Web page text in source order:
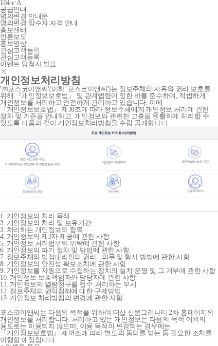
104㎡A
공급안내
명의변경 안내문
명의변경 양수자 자격 안내
홍보센터
언론보도
홍보영상
관심고객등록
관심고객등록
이벤트 당첨자 발표
개인정보처리방침
'㈜포스코이앤씨'(이하 '포스코이앤씨')는 정보주체의 자유와 권리 보호를
위해 『개인정보보호법』 및 관계법령이 정한 바를 준수하여, 적법하게
개인정보를 처리하고 안전하게 관리하고 있습니다. 이에
『개인정보보호법』 제30조에 따라 정보주체에게 개인정보 처리에 관한
절차 및 기준을 안내하고, 개인정보와 관련한 고충을 원활하게 처리할 수
있도록 다음과 같이 개인정보처리방침을 수립∙공개합니다.
1. 개인정보의 처리 목적
2. 개인정보의 처리 및 보유기간
3. 처리하는 개인정보의 항목
4. 개인정보의 제3자 제공에 관한 사항
5. 개인정보 처리업무의 위탁에 관한 사항
6. 개인정보의 파기 절차 및 방법에 관한 사항
7. 정보주체와 법정대리인의 권리 · 의무 및 행사 방법에 관한 사항
8. 개인정보의 안전성 확보조치에 관한 사항
9. 개인정보를 자동으로 수집하는 장치의 설치∙운영 및 그 거부에 관한 사항
10. 개인정보 보호책임자와 담당자에 관한 사항
11. 개인정보의 열람청구를 접수·처리하는 부서
12. 정보주체의 권익침해에 대한 구제방법
13. 개인정보 처리방침의 변경에 관한 사항
포스코이앤씨는 다음의 목적을 위하여 더샵 신문그리니티 2차 홈페이지의
개인정보를 처리합니다. 처리하고 있는 개인정보는 다음의 목적 이외의
용도로는 이용되지 않으며, 이용 목적이 변경되는 경우에는
『개인정보보호법』 제18조에 따라 별도의 동의를 받는 등 필요한 조치를
이행할 예정입니다.